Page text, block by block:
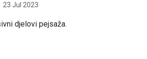
23 Jul 2023
djelovi pejsaža.